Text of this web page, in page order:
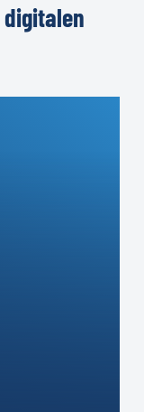
digitalen